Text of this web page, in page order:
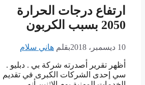
ﺍﺭﺗﻔﺎﻉ ﺩﺭﺟﺎﺕ ﺍﻟﺤﺮﺍﺭﺓ
2050 ﺑﺴﺒﺐ ﺍﻟﻜﺮﺑﻮﻥ
10 ديسمبر، 2018 بقلم هاني سلام
ﺃﻇﻬﺮ ﺗﻘﺮﻳﺮ ﺃﺻﺪﺭﺗﻪ ﺷﺮﻛﺔ ﺑﻲ . ﺩﺑﻠﻴﻮ .
ﺳﻲ ﺇﺣﺪﻯ ﺍﻟﺸﺮﻛﺎﺕ ﺍﻟﻜﺒﺮﻯ ﻓﻲ ﺗﻘﺪﻳﻢ